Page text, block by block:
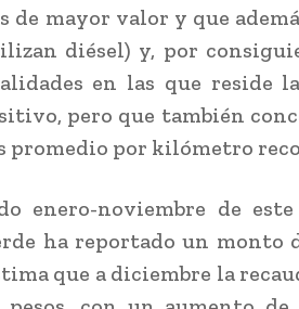
de mayor valor y que
diésel) y, por
en las que reside
pero que también
promedio por kilómetro
enero-noviembre de
ha reportado un monto
que a diciembre la